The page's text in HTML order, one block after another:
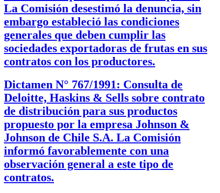
La Comisión desestimó la denuncia, sin
embargo estableció las condiciones
generales que deben cumplir las
sociedades exportadoras de frutas en sus
contratos con los productores.
Dictamen N° 767/1991: Consulta de
Deloitte, Haskins & Sells sobre contrato
de distribución para sus productos
propuesto por la empresa Johnson &
Johnson de Chile S.A. La Comisión
informó favorablemente con una
observación general a este tipo de
contratos.